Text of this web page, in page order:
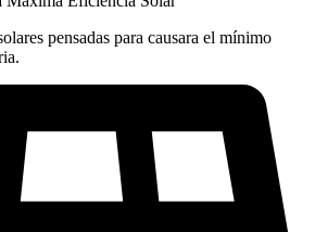
pensadas para causara el mínimo